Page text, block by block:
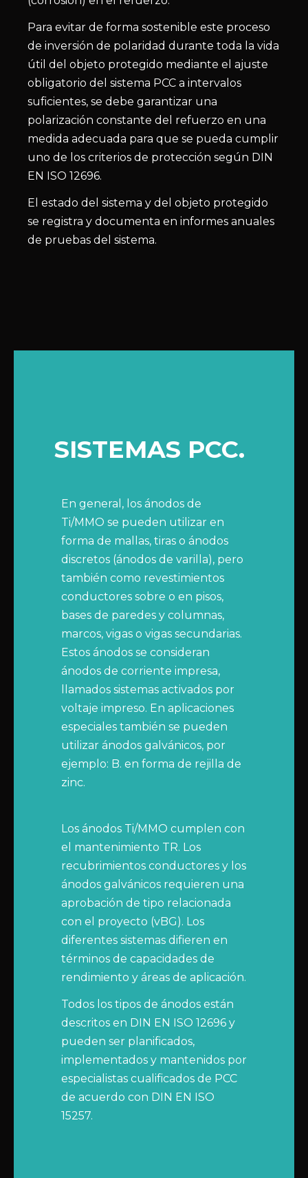
Para evitar de forma sostenible este proceso
de inversión de polaridad durante toda la vida
útil del objeto protegido mediante el ajuste
obligatorio del sistema PCC a intervalos
suficientes, se debe garantizar una
polarización constante del refuerzo en una
medida adecuada para que se pueda cumplir
uno de los criterios de protección según DIN
EN ISO 12696.
El estado del sistema y del objeto protegido
se registra y documenta en informes anuales
de pruebas del sistema.
SISTEMAS PCC.
En general, los ánodos de
Ti/MMO se pueden utilizar en
forma de mallas, tiras o ánodos
discretos (ánodos de varilla), pero
también como revestimientos
conductores sobre o en pisos,
bases de paredes y columnas,
marcos, vigas o vigas secundarias.
Estos ánodos se consideran
ánodos de corriente impresa,
llamados sistemas activados por
voltaje impreso. En aplicaciones
especiales también se pueden
utilizar ánodos galvánicos, por
ejemplo: B. en forma de rejilla de
zinc.
Los ánodos Ti/MMO cumplen con
el mantenimiento TR. Los
recubrimientos conductores y los
ánodos galvánicos requieren una
aprobación de tipo relacionada
con el proyecto (vBG). Los
diferentes sistemas difieren en
términos de capacidades de
rendimiento y áreas de aplicación.
Todos los tipos de ánodos están
descritos en DIN EN ISO 12696 y
pueden ser planificados,
implementados y mantenidos por
especialistas cualificados de PCC
de acuerdo con DIN EN ISO
15257.